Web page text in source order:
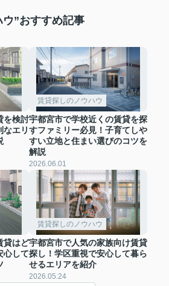
”おすすめ記事
を検討
なエリ
賃貸探しのノウハウ
宇都宮市で学校近くの賃貸を探
すファミリー必見！子育てしや
すい立地と住まい選びのコツを
解説
2026.06.01
貸はど
心して
賃貸探しのノウハウ
宇都宮市で人気の家族向け賃貸
探し！学区重視で安心して暮ら
せるエリアを紹介
2026.05.24